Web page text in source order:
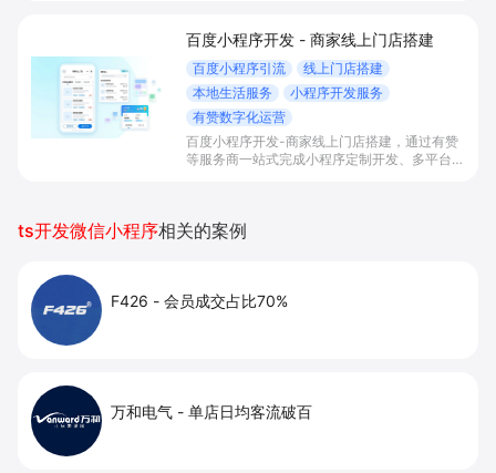
实现低成本获客、提升复购与业绩增长。
百度小程序开发 - 商家线上门店搭建
百度小程序引流
线上门店搭建
本地生活服务
小程序开发服务
有赞数字化运营
百度小程序开发-商家线上门店搭建，通过有赞
等服务商一站式完成小程序定制开发、多平台联
ts开发微信小程序相关的案例
F426 - 会员成交占比70%
万和电气 - 单店日均客流破百